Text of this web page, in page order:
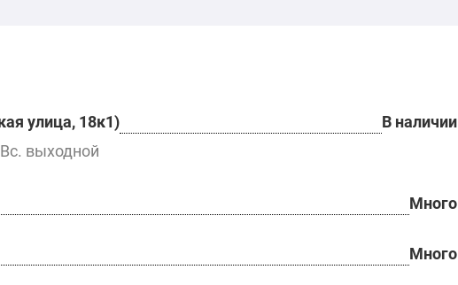
улица, 18к1)
В наличии
выходной
Много
Много